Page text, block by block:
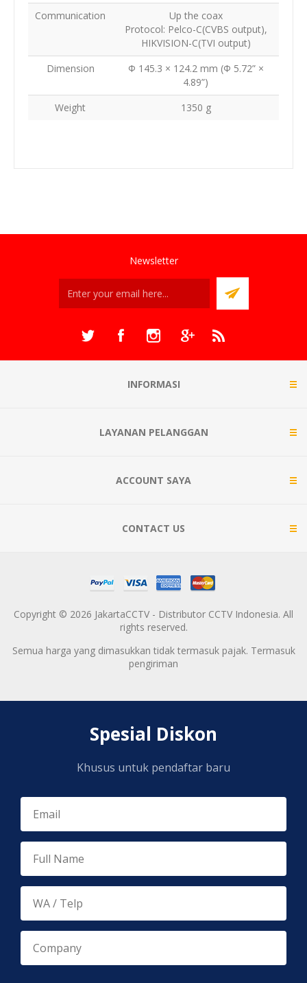
Communication
Up the coax
Protocol: Pelco-C(CVBS output),
HIKVISION-C(TVI output)
Dimension
Φ 145.3 × 124.2 mm (Φ 5.72” ×
4.89”)
Weight
1350 g
Newsletter
INFORMASI
LAYANAN PELANGGAN
ACCOUNT SAYA
CONTACT US
Copyright © 2026 JakartaCCTV - Distributor CCTV Indonesia. All
rights reserved.
Semua harga yang dimasukkan tidak termasuk pajak. Termasuk
pengiriman
Spesial Diskon
Khusus untuk pendaftar baru